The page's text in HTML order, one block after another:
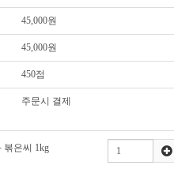
45,000원
45,000원
450점
주문시 결제
볶은씨 1kg